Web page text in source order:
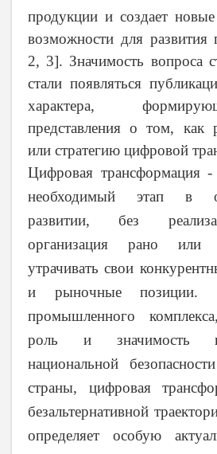
продукции и создает
возможности для развития
2, 3]. Значимость вопроса
стали появляться
характера,
представления о том, как
или стратегию цифровой
Цифровая трансформация
необходимый этап в
развитии, без
организация рано или
утрачивать свои
и рыночные позиции.
промышленного
роль и значимость в
национальной
страны, цифровая
безальтернативной
определяет особую